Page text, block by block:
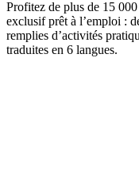
Profitez de plus de 15
exclusif prêt à l’emploi :
remplies d’activités
traduites en 6 langues.